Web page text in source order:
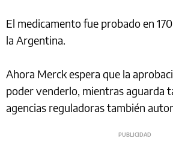
El medicamento fue probado en
la Argentina.
Ahora Merck espera que la
poder venderlo, mientras aguarda
agencias reguladoras también